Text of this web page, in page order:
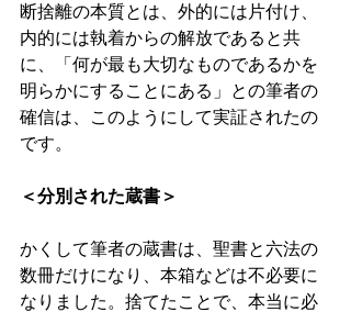
断捨離の本質とは、外的には片付け、
内的には執着からの解放であると共
に、「何が最も大切なものであるかを
明らかにすることにある」との筆者の
確信は、このようにして実証されたの
です。
＜分別された蔵書＞
かくして筆者の蔵書は、聖書と六法の
数冊だけになり、本箱などは不必要に
なりました。捨てたことで、本当に必